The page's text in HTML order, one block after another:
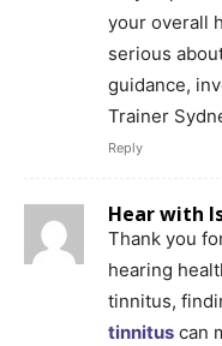
your overall
serious
guidance,
Trainer
Reply
Hear with
Thank you
hearing
tinnitus,
tinnitus can